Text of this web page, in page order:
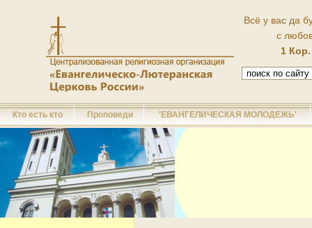
Всё у вас да
с
1
Кто есть кто Проповеди 'ЕВАНГЕЛИЧЕСКАЯ МОЛОДЕЖЬ'